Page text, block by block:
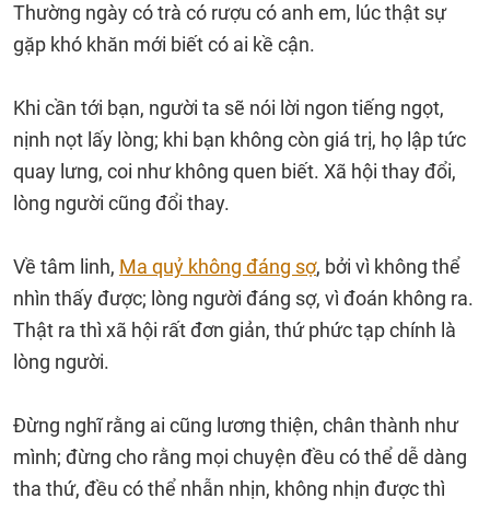
Thường ngày có trà có rượu có anh em, lúc thật sự
gặp khó khăn mới biết có ai kề cận.
Khi cần tới bạn, người ta sẽ nói lời ngon tiếng ngọt,
nịnh nọt lấy lòng; khi bạn không còn giá trị, họ lập tức
quay lưng, coi như không quen biết. Xã hội thay đổi,
lòng người cũng đổi thay.
Về tâm linh, Ma quỷ không đáng sợ, bởi vì không thể
nhìn thấy được; lòng người đáng sợ, vì đoán không ra.
Thật ra thì xã hội rất đơn giản, thứ phức tạp chính là
lòng người.
Đừng nghĩ rằng ai cũng lương thiện, chân thành như
mình; đừng cho rằng mọi chuyện đều có thể dễ dàng
tha thứ, đều có thể nhẫn nhịn, không nhịn được thì